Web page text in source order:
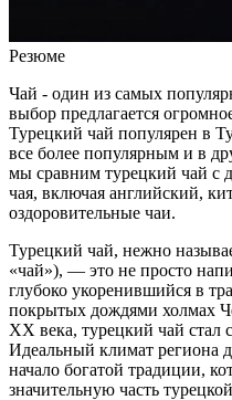
Резюме
Чай - один из самых
выбор предлагается
Турецкий чай популярен в
все более популярным и в
мы сравним турецкий чай с
чая, включая английский,
оздоровительные чаи.
Турецкий чай, нежно
«чай»), — это не просто
глубоко укоренившийся в
покрытых дождями холмах
XX века, турецкий чай
Идеальный климат региона
начало богатой традиции,
значительную часть